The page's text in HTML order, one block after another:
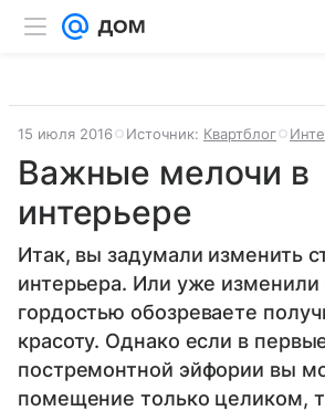
15 июля 2016 Источник: Квартблог
Важные мелочи в
интерьере
Итак, вы задумали изменить
интерьера. Или уже изменили
гордостью обозреваете
красоту. Однако если в
постремонтной эйфории вы
помещение только целиком,